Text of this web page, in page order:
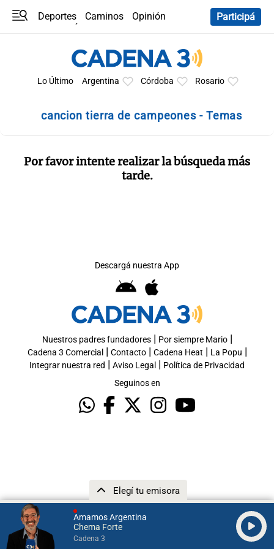
Amamos Argentina
Chema Forte
Cadena 3
Elegí tu emisora
Deportes Caminos
Opinión
Participá
Lo Último Argentina Córdoba Rosario
cancion tierra de campeones - Temas
Por favor intente realizar la búsqueda más
tarde.
Descargá nuestra App
Nuestros padres fundadores| Por siempre Mario|
Cadena 3 Comercial | Contacto| Cadena Heat | La Popu |
Integrar nuestra red | Aviso Legal | Política de Privacidad
Seguinos en